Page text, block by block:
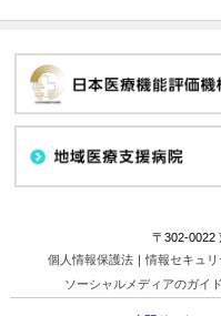
〒302-0022
個人情報保護法｜情報セキュ
ソーシャルメディアのガイ